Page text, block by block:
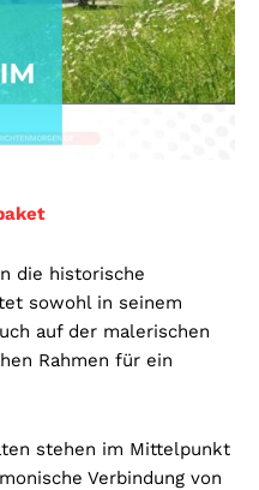
die historische
sowohl in seinem
auf der malerischen
Rahmen für ein
stehen im Mittelpunkt
Verbindung von